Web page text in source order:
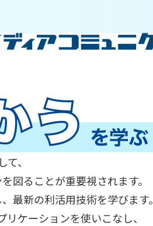
、
図ることが重要視されます。
最新の利活用技術を学びます。
ケーションを使いこなし、